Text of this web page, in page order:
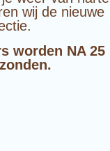
wij de nieuwe
worden NA 25